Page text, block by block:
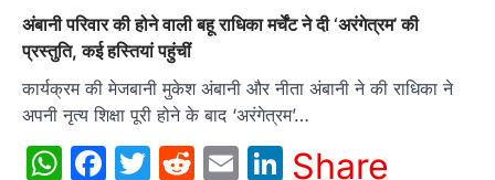
अंबानी परिवार की होने वाली बहू राधिका मर्चेंट ने दी ‘अरंगेत्रम’ की
प्रस्तुति, कई हस्तियां पहुंचीं
कार्यक्रम की मेजबानी मुकेश अंबानी और नीता अंबानी ने की राधिका ने
अपनी नृत्य शिक्षा पूरी होने के बाद ‘अरंगेत्रम’…
WhatsApp
Facebook
Twitter
Reddit
EmailLinkedIn
Share